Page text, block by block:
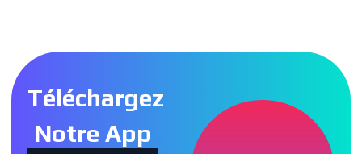
Téléchargez
Notre App